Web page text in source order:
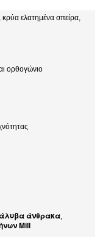
κρύα ελατημένα σπείρα,
ορθογώνιο
άνθρακα,
Mill